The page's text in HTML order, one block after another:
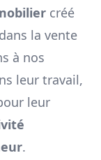
créé
la vente
à nos
leur travail,
leur
.